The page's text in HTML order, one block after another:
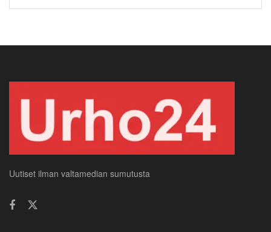
Uutiset ilman valtamedian sumutusta